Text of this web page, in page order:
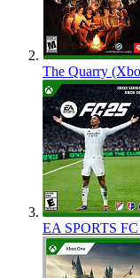
The Quarry
EA SPORTS